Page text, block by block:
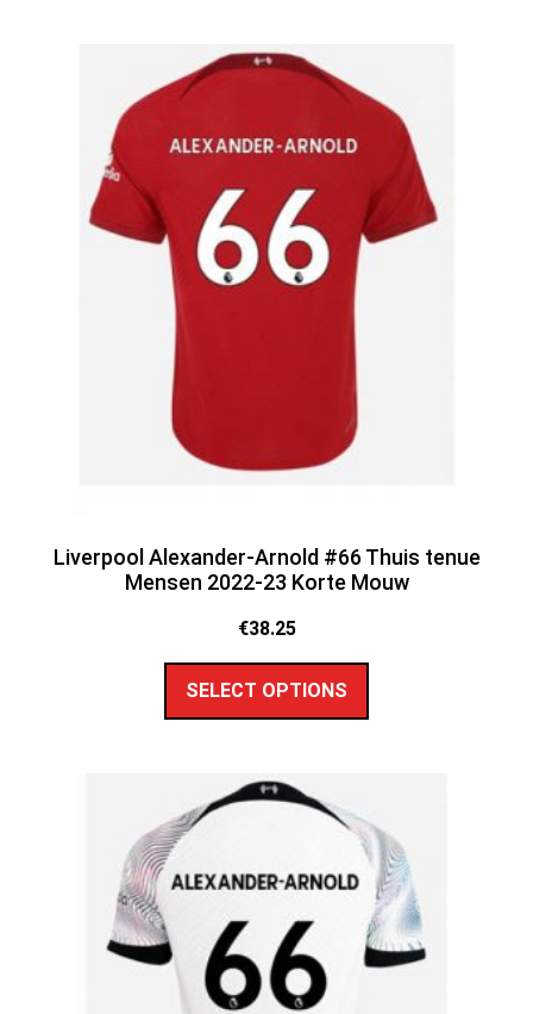
Liverpool Alexander-Arnold #66 Thuis tenue
Mensen 2022-23 Korte Mouw
€38.25
SELECT OPTIONS